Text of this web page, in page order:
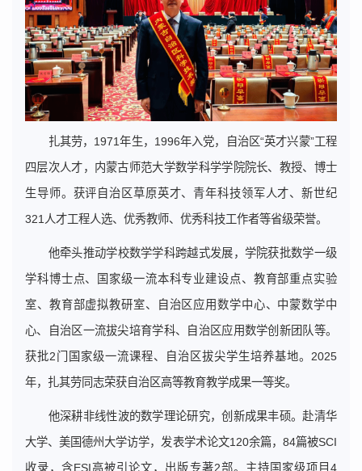
扎其劳，1971年生，1996年入党，自治区“英才兴蒙”工程
四层次人才，内蒙古师范大学数学科学学院院长、教授、博士
生导师。获评自治区草原英才、青年科技领军人才、新世纪
321人才工程人选、优秀教师、优秀科技工作者等省级荣誉。
他牵头推动学校数学学科跨越式发展，学院获批数学一级
学科博士点、国家级一流本科专业建设点、教育部重点实验
室、教育部虚拟教研室、自治区应用数学中心、中蒙数学中
心、自治区一流拔尖培育学科、自治区应用数学创新团队等。
获批2门国家级一流课程、自治区拔尖学生培养基地。2025
年，扎其劳同志荣获自治区高等教育教学成果一等奖。
他深耕非线性波的数学理论研究，创新成果丰硕。赴清华
大学、美国德州大学访学，发表学术论文120余篇，84篇被SCI
收录，含ESI高被引论文，出版专著2部。主持国家级项目4